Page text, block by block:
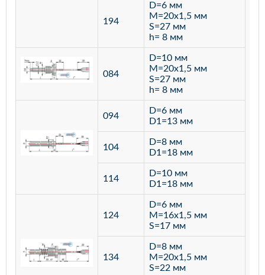
194
D=6 мм
M=20х1,5 мм
S=27 мм
h= 8 мм
084
D=10 мм
M=20х1,5 мм
S=27 мм
h= 8 мм
094
D=6 мм
D1=13 мм
104
D=8 мм
D1=18 мм
114
D=10 мм
D1=18 мм
124
D=6 мм
M=16х1,5 мм
S=17 мм
134
D=8 мм
M=20х1,5 мм
S=22 мм